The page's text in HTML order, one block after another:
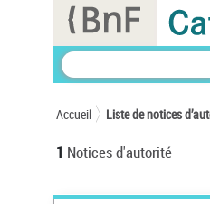
Accueil Liste de notices
1 Notices d'autorité
Panneau de gestion des cookies